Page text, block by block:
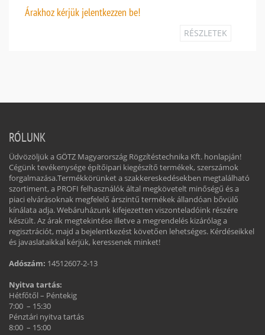
Árakhoz kérjük jelentkezzen be!
RÉSZLETEK
RÓLUNK
Üdvözöljük a GÖTZ Magyarország Rögzítéstechnika Kft. honlapján!
Cégünk tevékenysége építőipari kiegészítő termékek, szerszámok
forgalmazása.Termékkörünket a szakkereskedésekben megtalálható
szortiment, a PROFI felhasználók által megkövetelt minőségű és a
piaci elvárásoknak megfelelő árszintű termékek állandóan bővülő
kínálata adja. Webáruházunk kifejezetten viszonteladóink részére
készült. Az árak megtekintése illetve a megrendelés kizárólag a
regisztrációt, majd a bejelentkezést követően lehetséges. Kérdéseikkel
és javaslataikkal kérjük, keressenek minket!
Adószám: 14512607-2-13
Nyitva tartás:
Hétfőtől – Péntekig
7:00 – 15:30
Pénztári nyitva tartás
8:00 – 15:00